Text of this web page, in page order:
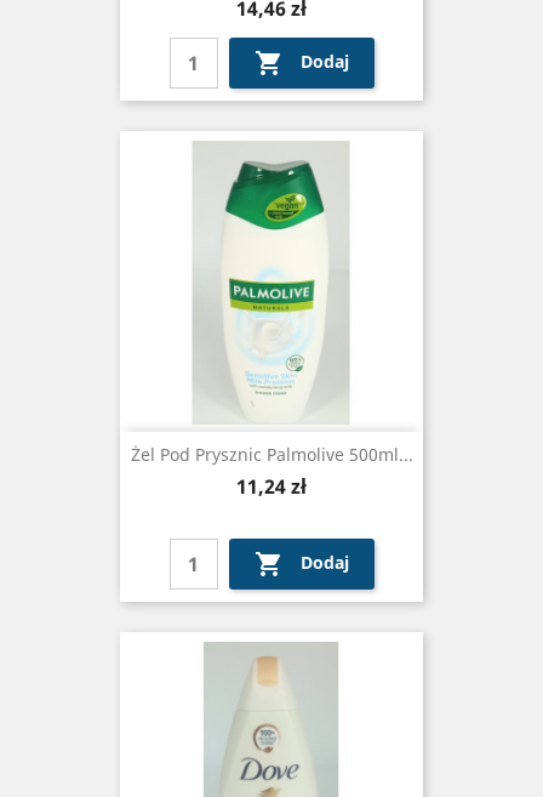
Cena
14,46 zł
 Dodaj
Żel Pod Prysznic Palmolive 500ml...
Cena
11,24 zł
 Dodaj